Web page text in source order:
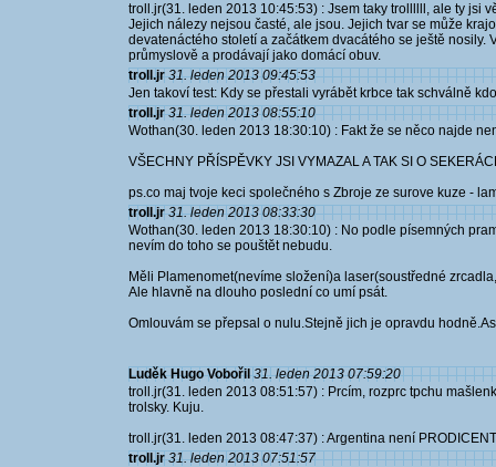
troll.jr(31. leden 2013 10:45:53) : Jsem taky trollllll, ale ty jsi
Jejich nálezy nejsou časté, ale jsou. Jejich tvar se může
devatenáctého století a začátkem dvacátého se ještě nosily.
průmyslově a prodávají jako domácí obuv.
troll.jr 31. leden 2013 09:45:53
Jen takoví test: Kdy se přestali vyrábět krbce tak schválně
troll.jr 31. leden 2013 08:55:10
Wothan(30. leden 2013 18:30:10) : Fakt že se něco najde
VŠECHNY PŘÍSPĚVKY JSI VYMAZAL A TAK SI O
ps.co maj tvoje keci společného s Zbroje ze surove kuze -
troll.jr 31. leden 2013 08:33:30
Wothan(30. leden 2013 18:30:10) : No podle písemných
nevím do toho se pouštět nebudu.
Měli Plamenomet(nevíme složení)a laser(soustředné
Ale hlavně na dlouho poslední co umí psát.
Omlouvám se přepsal o nulu.Stejně jich je opravdu
Luděk Hugo Vobořil 31. leden 2013 07:59:20
troll.jr(31. leden 2013 08:51:57) : Prcím, rozprc tpchu
trolsky. Kuju.
troll.jr(31. leden 2013 08:47:37) : Argentina není
troll.jr 31. leden 2013 07:51:57